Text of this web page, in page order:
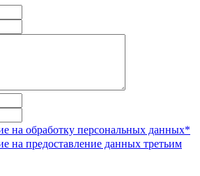
на обработку персональных данных*
на предоставление данных третьим